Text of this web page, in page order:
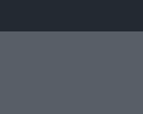
kútból fogy ki a víz